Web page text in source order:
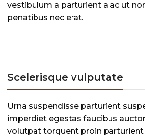
vestibulum a parturient a ac ut
penatibus nec erat.
Scelerisque vulputate
Urna suspendisse parturient
imperdiet egestas faucibus
volutpat torquent proin parturient